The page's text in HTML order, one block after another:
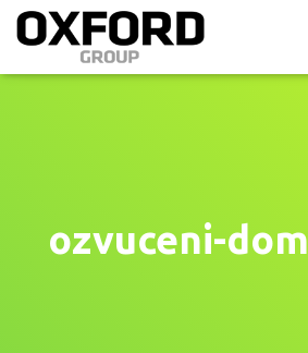
ozvuceni-